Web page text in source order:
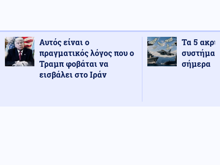
Αυτός είναι ο
πραγματικός λόγος που ο
Τραμπ φοβάται να
εισβάλει στο Ιράν
Τα 5
σήμερα